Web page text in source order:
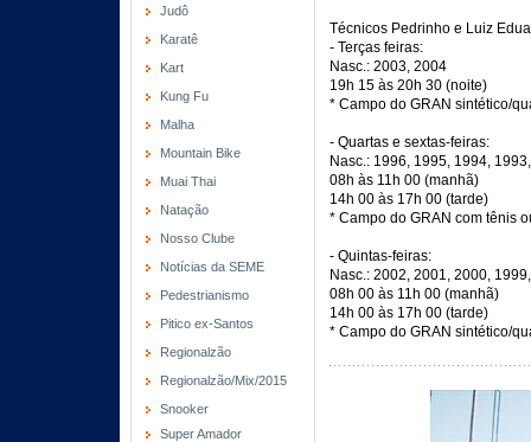
Judô
Karatê
Kart
Kung Fu
Malha
Mountain Bike
Muai Thai
Natação
Nosso Clube
Notícias da SEME
Pedestrianismo
Pitico ex-Santos
Regionalzão
Regionalzão/Mix/2015
Snooker
Super Amador
Técnicos Pedrinho e Luiz
- Terças feiras:
Nasc.: 2003, 2004
19h 15 às 20h 30 (noite)
* Campo do GRAN sintético/
- Quartas e sextas-feiras:
Nasc.: 1996, 1995, 1994,
08h às 11h 00 (manhã)
14h 00 às 17h 00 (tarde)
* Campo do GRAN com tênis
- Quintas-feiras:
Nasc.: 2002, 2001, 2000,
08h 00 às 11h 00 (manhã)
14h 00 às 17h 00 (tarde)
* Campo do GRAN sintético/